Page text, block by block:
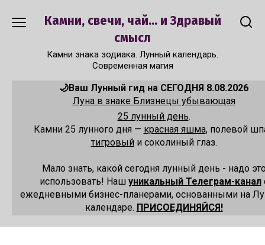
Камни, свечи, чай... и Здравый
смысл
Камни знака зодиака. Лунный календарь.
Современная магия
🌙Ваш Лунный гид на СЕГОДНЯ 8.08.2026
Луна в знаке Близнецы убывающая
25 лунный день.
Камни 25 лунного дня — красная яшма, полевой
тигровыйи соколиный глаз.
Мало знать, какой сегодня лунный день - надо
использовать! Наш уникальный Телеграм-канал
ежедневными бизнес-планерами, основанными на
календаре. ПРИСОЕДИНЯЙСЯ!